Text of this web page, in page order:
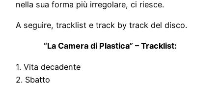
nella sua forma più irregolare, ci riesce.
A seguire, tracklist e track by track del disco.
“La Camera di Plastica” – Tracklist:
1. Vita decadente
2. Sbatto